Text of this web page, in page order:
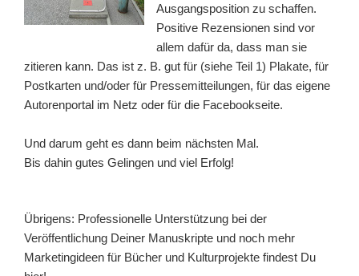
Ausgangsposition zu schaffen.
Positive Rezensionen sind vor
allem dafür da, dass man sie
zitieren kann. Das ist z. B. gut für (siehe Teil 1) Plakate, für
Postkarten und/oder für Pressemitteilungen, für das eigene
Autorenportal im Netz oder für die Facebookseite.
Und darum geht es dann beim nächsten Mal.
Bis dahin gutes Gelingen und viel Erfolg!
Übrigens: Professionelle Unterstützung bei der
Veröffentlichung Deiner Manuskripte und noch mehr
Marketingideen für Bücher und Kulturprojekte findest Du